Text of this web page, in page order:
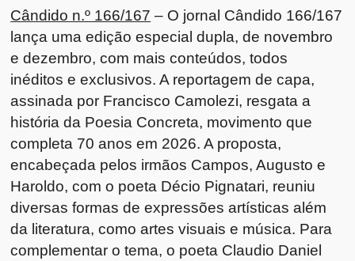
Cândido n.º 166/167 – O jornal Cândido 166/167
lança uma edição especial dupla, de novembro
e dezembro, com mais conteúdos, todos
inéditos e exclusivos. A reportagem de capa,
assinada por Francisco Camolezi, resgata a
história da Poesia Concreta, movimento que
completa 70 anos em 2026. A proposta,
encabeçada pelos irmãos Campos, Augusto e
Haroldo, com o poeta Décio Pignatari, reuniu
diversas formas de expressões artísticas além
da literatura, como artes visuais e música. Para
complementar o tema, o poeta Claudio Daniel